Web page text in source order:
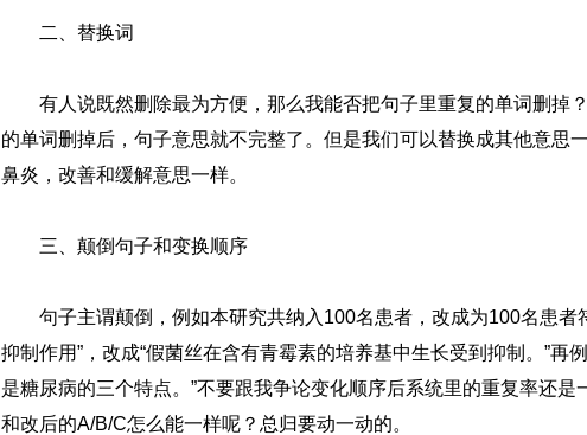
二、替换词
有人说既然删除最为方便，那么我能否把句子里重复的单词删掉
的单词删掉后，句子意思就不完整了。但是我们可以替换成其他意思
鼻炎，改善和缓解意思一样。
三、颠倒句子和变换顺序
句子主谓颠倒，例如本研究共纳入100名患者，改成为100名患
抑制作用”，改成“假菌丝在含有青霉素的培养基中生长受到抑制。”再
是糖尿病的三个特点。”不要跟我争论变化顺序后系统里的重复率还
和改后的A/B/C怎么能一样呢？总归要动一动的。